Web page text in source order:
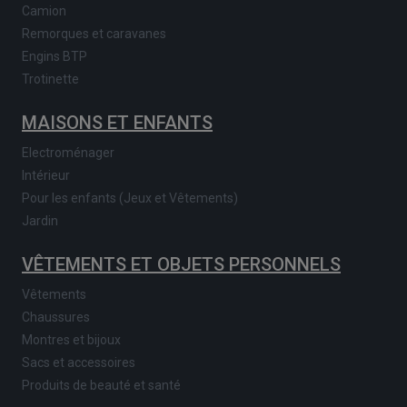
Camion
Remorques et caravanes
Engins BTP
Trotinette
MAISONS ET ENFANTS
Electroménager
Intérieur
Pour les enfants (Jeux et Vêtements)
Jardin
VÊTEMENTS ET OBJETS PERSONNELS
Vêtements
Chaussures
Montres et bijoux
Sacs et accessoires
Produits de beauté et santé